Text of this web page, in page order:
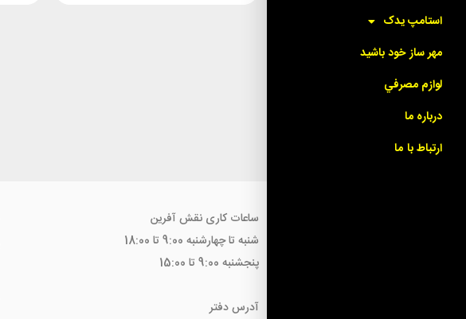
استامپ يدک
مهر ساز خود باشيد
لوازم مصرفي
درباره ما
ارتباط با ما
ساعات کاری نقش آفرین
شنبه تا چهارشنبه 9:00 تا 18:00
پنجشنبه 9:00 تا 15:00
آدرس دفتر